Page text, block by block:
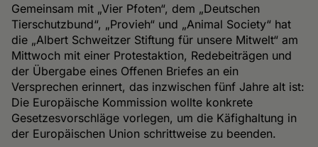
Gemeinsam mit „Vier Pfoten“, dem „Deutschen
Tierschutzbund“, „Provieh“ und „Animal Society“ hat
die „Albert Schweitzer Stiftung für unsere Mitwelt“ am
Mittwoch mit einer Protestaktion, Redebeiträgen und
der Übergabe eines Offenen Briefes an ein
Versprechen erinnert, das inzwischen fünf Jahre alt ist:
Die Europäische Kommission wollte konkrete
Gesetzesvorschläge vorlegen, um die Käfighaltung in
der Europäischen Union schrittweise zu beenden.